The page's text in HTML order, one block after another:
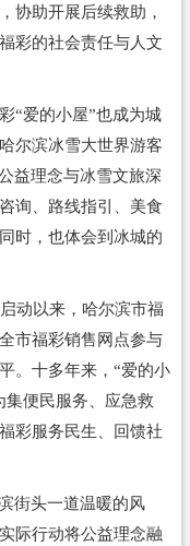
协助开展后续救助，
彩的社会责任与人文
爱的小屋”也成为城
尔滨冰雪大世界游客
益理念与冰雪文旅深
询、路线指引、美食
时，也体会到冰城的
动以来，哈尔滨市福
市福彩销售网点参与
。十多年来，“爱的小
集便民服务、应急救
彩服务民生、回馈社
街头一道温暖的风
际行动将公益理念融